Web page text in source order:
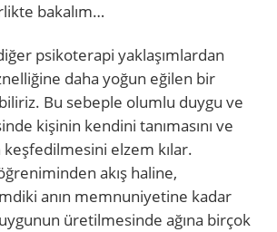
bakalım…
psikoterapi yaklaşımlardan
daha yoğun eğilen bir
Bu sebeple olumlu duygu ve
kişinin kendini tanımasını ve
elzem kılar.
akış haline,
anın memnuniyetine kadar
üretilmesinde ağına birçok